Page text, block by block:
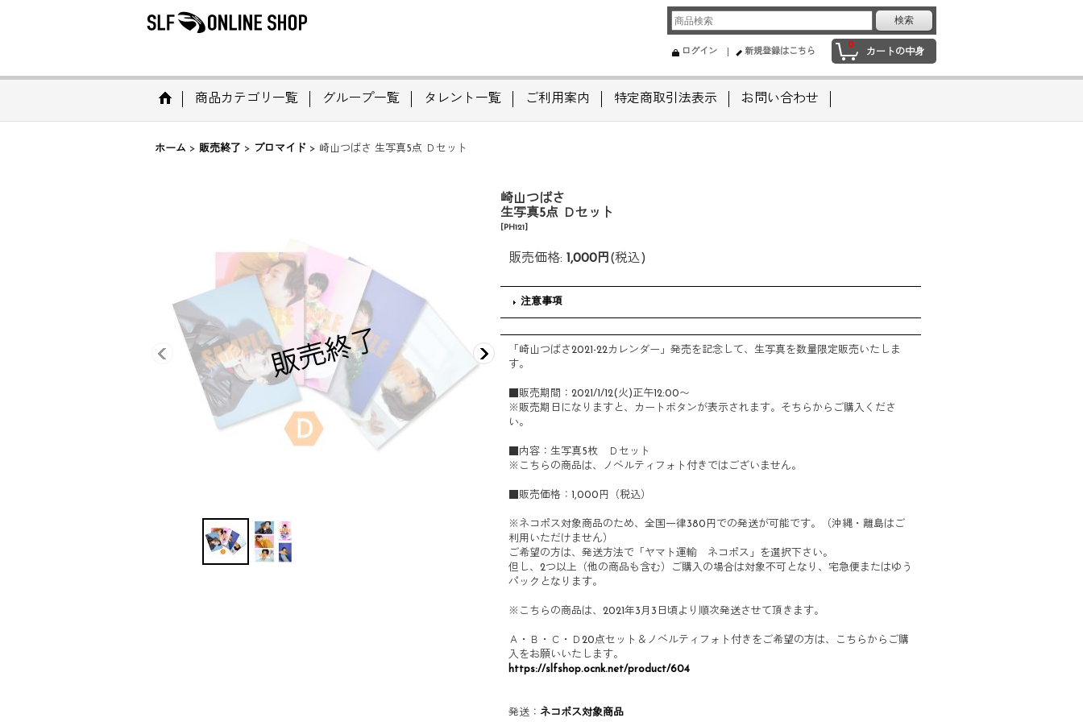
0
カートの中身
ログイン 新規登録はこちら
商品カテゴリ一覧 グループ一覧 タレント一覧 ご利用案内 特定商取引法表示 お問い合わせ
ホーム > 販売終了 > ブロマイド > 崎山つばさ 生写真5点 Ｄセット
崎山つばさ
生写真5点 Ｄセット
[PH121]
販売価格: 1,000円 (税込)
注意事項
「崎山つばさ2021-22カレンダー」発売を記念して、生写真を数量限定販売いたしま
す。
■販売期間：2021/1/12(火)正午12:00〜
※販売期日になりますと、カートボタンが表示されます。そちらからご購入くださ
い。
■内容：生写真5枚 Ｄセット
※こちらの商品は、ノベルティフォト付きではございません。
■販売価格：1,000円（税込）
※ネコポス対象商品のため、全国一律380円での発送が可能です。（沖縄・離島はご
利用いただけません）
ご希望の方は、発送方法で「ヤマト運輸 ネコポス」を選択下さい。
但し、2つ以上（他の商品も含む）ご購入の場合は対象不可となり、宅急便またはゆう
パックとなります。
※こちらの商品は、2021年3月3日頃より順次発送させて頂きます。
Ａ・Ｂ・Ｃ・Ｄ20点セット＆ノベルティフォト付きをご希望の方は、こちらからご購
入をお願いいたします。
https://slfshop.ocnk.net/product/604
発送： ネコポス対象商品